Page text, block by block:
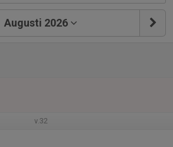
Augusti 2026
v.32